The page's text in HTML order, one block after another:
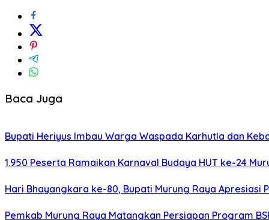
Baca Juga
Bupati Heriyus Imbau Warga Waspada Karhutla dan
1.950 Peserta Ramaikan Karnaval Budaya HUT ke-24
Hari Bhayangkara ke-80, Bupati Murung Raya Apresiasi
Pemkab Murung Raya Matangkan Persiapan Program